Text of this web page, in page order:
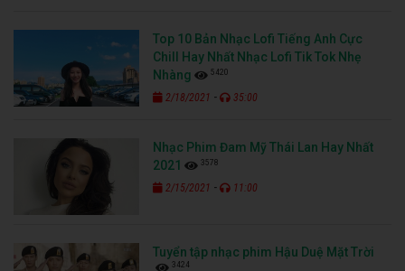
Top 10 Bản Nhạc Lofi Tiếng Anh Cực
Chill Hay Nhất Nhạc Lofi Tik Tok Nhẹ
Nhàng
5420
2/18/2021 - 35:00
Nhạc Phim Đam Mỹ Thái Lan Hay Nhất
2021
3578
2/15/2021 - 11:00
Tuyển tập nhạc phim Hậu Duệ Mặt Trời
3424